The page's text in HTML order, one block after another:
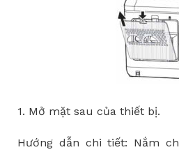
1. Mở mặt sau của thiết bị.
Hướng dẫn chi tiết: Nắm ch